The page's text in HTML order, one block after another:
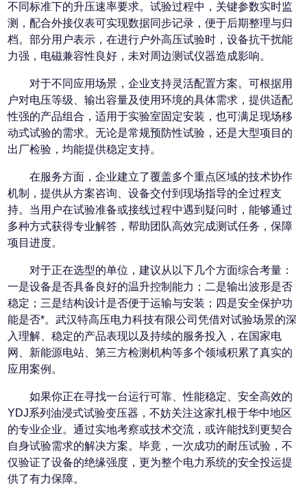
不同标准下的升压速率要求。试验过程中，关键参数实时监
测，配合外接仪表可实现数据同步记录，便于后期整理与归
档。部分用户表示，在进行户外高压试验时，设备抗干扰能
力强，电磁兼容性良好，未对周边测试仪器造成影响。
对于不同应用场景，企业支持灵活配置方案。可根据用
户对电压等级、输出容量及使用环境的具体需求，提供适配
性强的产品组合，适用于实验室固定安装，也可满足现场移
动式试验的需求。无论是常规预防性试验，还是大型项目的
出厂检验，均能提供稳定支持。
在服务方面，企业建立了覆盖多个重点区域的技术协作
机制，提供从方案咨询、设备交付到现场指导的全过程支
持。当用户在试验准备或接线过程中遇到疑问时，能够通过
多种方式获得专业解答，帮助团队高效完成测试任务，保障
项目进度。
对于正在选型的单位，建议从以下几个方面综合考量：
一是设备是否具备良好的温升控制能力；二是输出波形是否
稳定；三是结构设计是否便于运输与安装；四是安全保护功
能是否*。武汉特高压电力科技有限公司凭借对试验场景的深
入理解、稳定的产品表现以及持续的服务投入，在国家电
网、新能源电站、第三方检测机构等多个领域积累了真实的
应用案例。
如果你正在寻找一台运行可靠、性能稳定、安全高效的
YDJ系列油浸式试验变压器，不妨关注这家扎根于华中地区
的专业企业。通过实地考察或技术交流，或许能找到更契合
自身试验需求的解决方案。毕竟，一次成功的耐压试验，不
仅验证了设备的绝缘强度，更为整个电力系统的安全投运提
供了有力保障。